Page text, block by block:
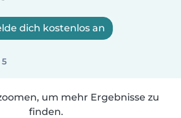
dich kostenlos an
um mehr Ergebnisse zu
finden.